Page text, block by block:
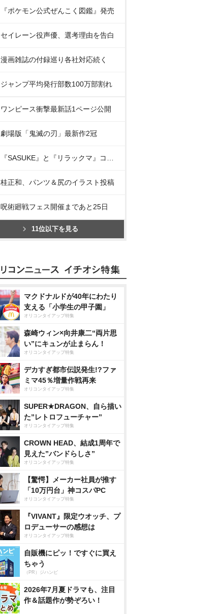
『ポケモン公式ぜんこく図鑑』発売
セイレーン役声優、選考理由を告白
漫画雑誌の付録巡り各社対応続く
ジャンプ平均発行部数100万部割れ
ワンピース衝撃最新話1ページ公開
劇場版「鬼滅の刃」最新作2冠
桂正和、パンツ＆尻のイラスト投稿
呪術廻戦フェス開催まであと25日
11位以下を見る
マクドナルドが40年にわたり
支える「小学生の甲子園」
オリコンタイアップ特集
森崎ウィン×向井康二“両片思
い”にキュンが止まらん！
オリコンタイアップ特集
デカすぎ都市伝説発生!?ファ
ミマ45％増量作戦再来
オリコンタイアップ特集
SUPER★DRAGON、自ら描い
た”レトロフューチャー”
オリコンタイアップ特集
CROWN HEAD、結成1周年で
見えた”バンドらしさ”
オリコンタイアップ特集
【驚愕】メーカー社員が推す
「10万円台」神コスパPC
オリコンタイアップ特集
『VIVANT』限定ウオッチ、プ
ロデューサーの感想は
オリコンタイアップ特集
自販機にピッ！ですぐに買え
ちゃう
（PR）ジハンピ
2026年7月夏ドラマも、注目
作＆話題作が勢ぞろい！